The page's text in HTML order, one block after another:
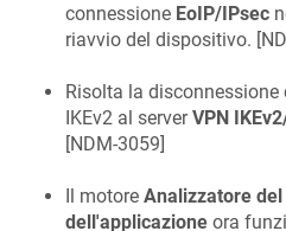
connessione EoIP/IPsec
riavvio del dispositivo. [
Risolta la disconnessione
IKEv2 al serverVPN
[NDM-3059]
Il motore Analizzatore
dell'applicazione ora